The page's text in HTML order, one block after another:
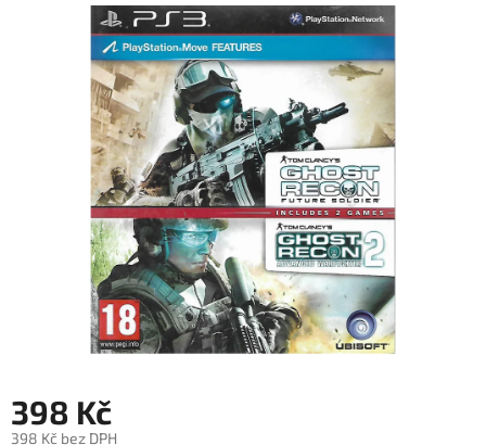
produktu
je
0,0
z
5
hvězdiček.
398 Kč
398 Kč bez DPH